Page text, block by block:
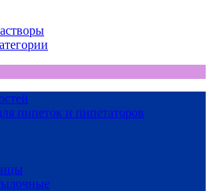
пипеток и пипетаторов